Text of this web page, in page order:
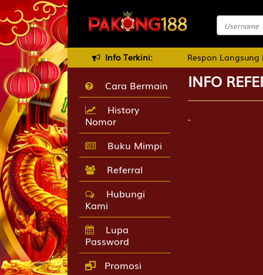
Info Terkini:
di PAKONG188, Agar Lebih Fast Respon Langsung Hubungi
Cara Bermain
History
Nomor
Buku Mimpi
Referral
Hubungi
Kami
Lupa
Password
Promosi
INFO
-